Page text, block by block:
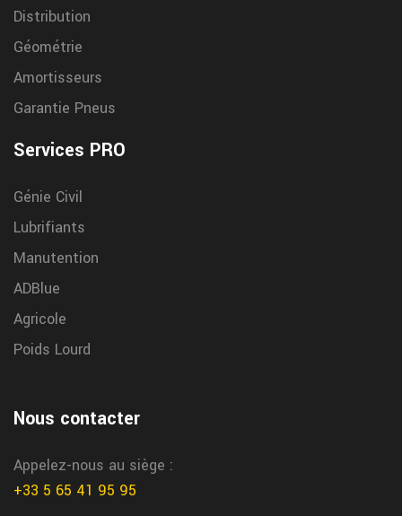
Distribution
Géométrie
Amortisseurs
Garantie Pneus
Services PRO
Génie Civil
Lubrifiants
Manutention
ADBlue
Agricole
Poids Lourd
Nous contacter
Appelez-nous au siège :
+33 5 65 41 95 95